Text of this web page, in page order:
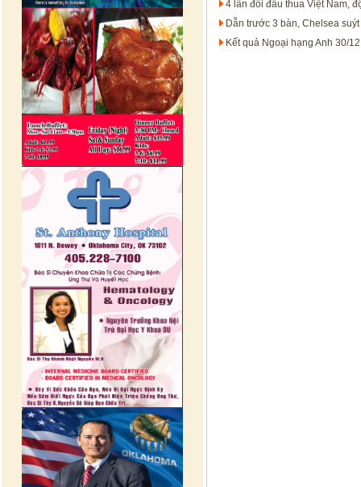
4 lần đối đầu thua Việt Nam,
Dẫn trước 3 bàn, Chelsea
Kết quả Ngoại hạng Anh 30/